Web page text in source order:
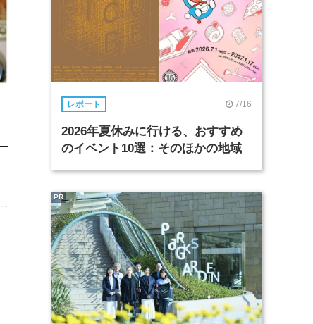
レポート 7/16
2026年夏休みに行ける、おすすめ
のイベント10選：そのほかの地域
PR